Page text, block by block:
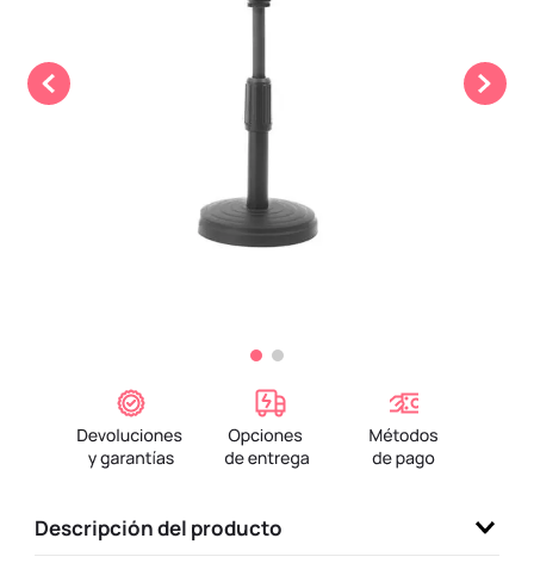
Descripción del producto
10. llaveros